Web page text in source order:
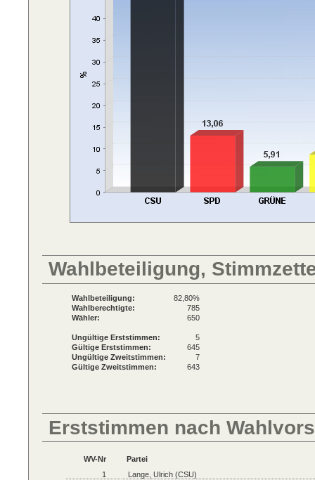
Wahlbeteiligung,
Wahlbeteiligung:
82,80%
Wahlberechtigte:
785
Wähler:
650
Ungültige Erststimmen:
5
Gültige Erststimmen:
645
Ungültige Zweitstimmen:
7
Gültige Zweitstimmen:
643
Erststimmen nach
WV-Nr
Partei
1
Lange, Ulrich (CSU)